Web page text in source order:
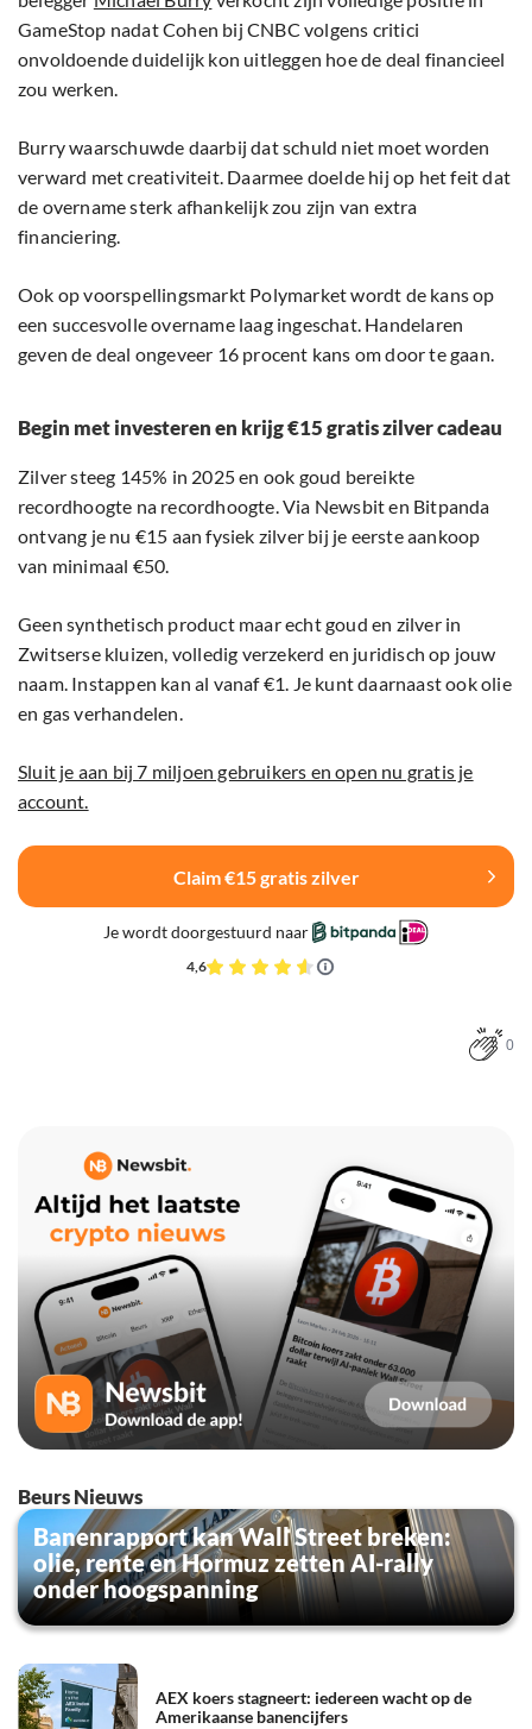
GameStop nadat Cohen bij CNBC volgens critici
onvoldoende duidelijk kon uitleggen hoe de deal financieel
zou werken.
Burry waarschuwde daarbij dat schuld niet moet worden
verward met creativiteit. Daarmee doelde hij op het feit dat
de overname sterk afhankelijk zou zijn van extra
financiering.
Ook op voorspellingsmarkt Polymarket wordt de kans op
een succesvolle overname laag ingeschat. Handelaren
geven de deal ongeveer 16 procent kans om door te gaan.
Begin met investeren en krijg €15 gratis zilver cadeau
Zilver steeg 145% in 2025 en ook goud bereikte
recordhoogte na recordhoogte. Via Newsbit en Bitpanda
ontvang je nu €15 aan fysiek zilver bij je eerste aankoop
van minimaal €50.
Geen synthetisch product maar echt goud en zilver in
Zwitserse kluizen, volledig verzekerd en juridisch op jouw
naam. Instappen kan al vanaf €1. Je kunt daarnaast ook olie
en gas verhandelen.
Sluit je aan bij 7 miljoen gebruikers en open nu gratis je
account.
Claim €15 gratis zilver
Je wordt doorgestuurd naar
4,6
0
Beurs Nieuws
Banenrapport kan Wall Street breken:
olie, rente en Hormuz zetten AI-rally
onder hoogspanning
AEX koers stagneert: iedereen wacht op de
Amerikaanse banencijfers